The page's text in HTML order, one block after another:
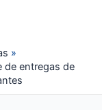
de entregas de